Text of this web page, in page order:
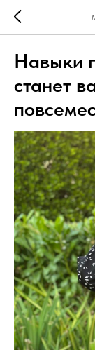
Навыки
станет